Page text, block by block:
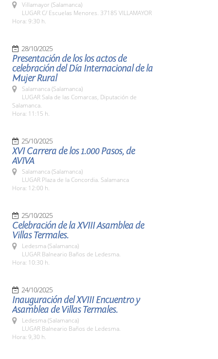
Villamayor (Salamanca)
LUGAR C/ Escuelas Menores. 37185 VILLAMAYOR
Hora: 9:30 h.
28/10/2025
Presentación de los los actos de
celebración del Día Internacional de la
Mujer Rural
Salamanca (Salamanca)
LUGAR Sala de las Comarcas, Diputación de
Salamanca.
Hora: 11:15 h.
25/10/2025
XVI Carrera de los 1.000 Pasos, de
AVIVA
Salamanca (Salamanca)
LUGAR Plaza de la Concordia. Salamanca
Hora: 12:00 h.
25/10/2025
Celebración de la XVIII Asamblea de
Villas Termales.
Ledesma (Salamanca)
LUGAR Balneario Baños de Ledesma.
Hora: 10:30 h.
24/10/2025
Inauguración del XVIII Encuentro y
Asamblea de Villas Termales.
Ledesma (Salamanca)
LUGAR Balneario Baños de Ledesma.
Hora: 9,30 h.